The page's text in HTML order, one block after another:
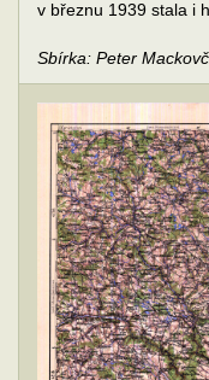
v březnu 1939 stala i
Sbírka: Peter